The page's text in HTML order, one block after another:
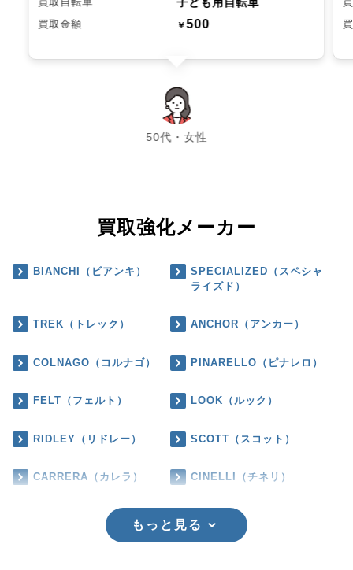
買取金額 ￥500
50代・女性
chevron_left chevron_right
買取強化メーカー
BIANCHI（ビアンキ）
SPECIALIZED（スペシャ
ライズド）
TREK（トレック） ANCHOR（アンカー）
COLNAGO（コルナゴ） PINARELLO（ピナレロ）
FELT（フェルト） LOOK（ルック）
RIDLEY（リドレー） SCOTT（スコット）
CARRERA（カレラ） CINELLI（チネリ）
もっと見る